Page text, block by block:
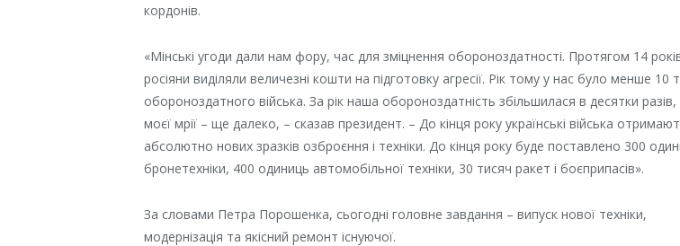
кордонів.
«Мінські угоди дали нам фору, час для зміцнення обороноздатності. Протягом 14
росіяни виділяли величезні кошти на підготовку агресії. Рік тому у нас було менше 10
обороноздатного війська. За рік наша обороноздатність збільшилася в десятки
моєї мрії – ще далеко, – сказав президент. – До кінця року українські війська
абсолютно нових зразків озброєння і техніки. До кінця року буде поставлено 300
бронетехніки, 400 одиниць автомобільної техніки, 30 тисяч ракет і боєприпасів».
За словами Петра Порошенка, сьогодні головне завдання – випуск нової техніки,
модернізація та якісний ремонт існуючої.